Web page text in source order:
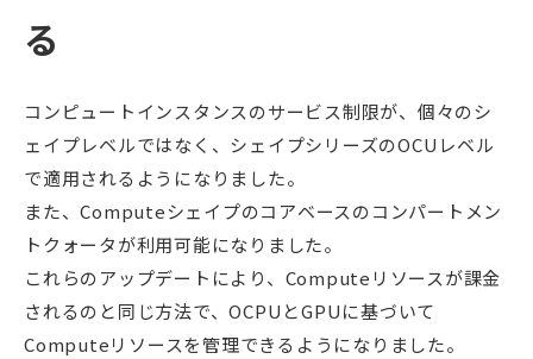
る
コンピュートインスタンスのサービス制限が、個々のシ
ェイプレベルではなく、シェイプシリーズのOCUレベル
で適用されるようになりました。
また、Computeシェイプのコアベースのコンパートメン
トクォータが利用可能になりました。
これらのアップデートにより、Computeリソースが課金
されるのと同じ方法で、OCPUとGPUに基づいて
Computeリソースを管理できるようになりました。